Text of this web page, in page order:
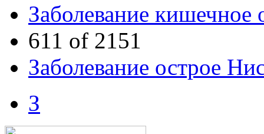
Заболевание кишечное
611 of 2151
Заболевание острое
З